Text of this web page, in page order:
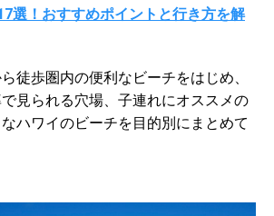
選！おすすめポイントと行き方を解
徒歩圏内の便利なビーチをはじめ、
見られる穴場、子連れにオススメの
ハワイのビーチを目的別にまとめて